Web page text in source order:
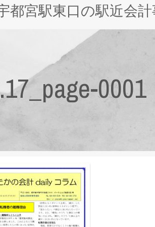
都宮駅東口の駅近会
0001